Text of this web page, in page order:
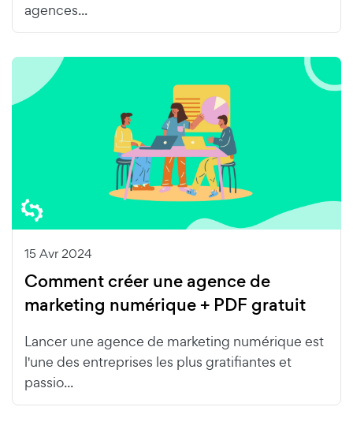
agences...
15 Avr 2024
Comment créer une agence de
marketing numérique + PDF gratuit
Lancer une agence de marketing numérique est
l'une des entreprises les plus gratifiantes et
passio...